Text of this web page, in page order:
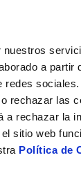
a partir
rechazar las
a rechazar la
sitio web
Política de
Carta de
Customer
Consejos
Medidas